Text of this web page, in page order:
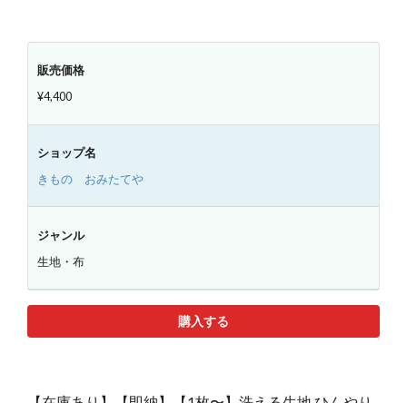
販売価格
¥4,400
ショップ名
きもの おみたてや
ジャンル
生地・布
購入する